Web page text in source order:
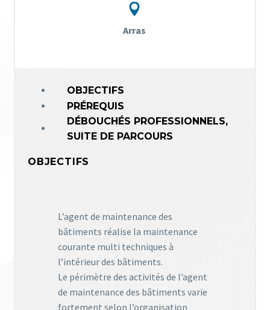


Arras
OBJECTIFS
PRÉREQUIS
DÉBOUCHÉS PROFESSIONNELS,
SUITE DE PARCOURS
OBJECTIFS
L’agent de maintenance des
bâtiments réalise la maintenance
courante multi techniques à
l’intérieur des bâtiments.
Le périmètre des activités de l’agent
de maintenance des bâtiments varie
fortement selon l’organisation